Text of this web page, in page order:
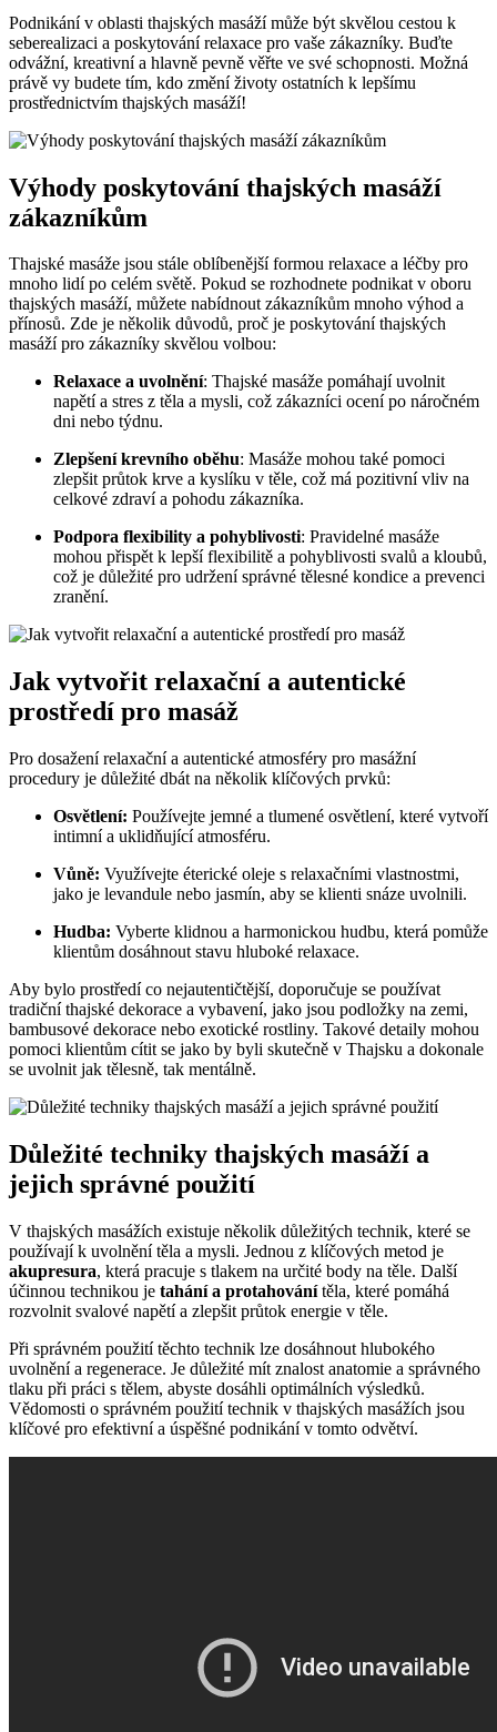
Podnikání v oblasti thajských masáží může být skvělou cestou k
seberealizaci a poskytování relaxace pro vaše zákazníky. Buďte
odvážní, kreativní a hlavně pevně věřte ve své schopnosti. Možná
právě vy budete tím, kdo změní životy ostatních k lepšímu
prostřednictvím thajských masáží!
Výhody poskytování thajských masáží
zákazníkům
Thajské masáže jsou stále oblíbenější formou relaxace a léčby pro
mnoho lidí po celém světě. Pokud se rozhodnete podnikat v oboru
thajských masáží, můžete nabídnout zákazníkům mnoho výhod a
přínosů. Zde je několik důvodů, proč je poskytování thajských
masáží pro zákazníky skvělou volbou:
Relaxace a uvolnění: Thajské masáže pomáhají uvolnit
napětí a stres z těla a mysli, což zákazníci ocení po náročném
dni nebo týdnu.
Zlepšení krevního oběhu: Masáže mohou také pomoci
zlepšit průtok krve a kyslíku v těle, což má pozitivní vliv na
celkové zdraví a pohodu zákazníka.
Podpora flexibility a pohyblivosti: Pravidelné masáže
mohou přispět k lepší flexibilitě a pohyblivosti svalů a kloubů,
což je důležité pro udržení správné tělesné kondice a prevenci
zranění.
Jak vytvořit relaxační a autentické
prostředí pro masáž
Pro dosažení relaxační a autentické atmosféry pro masážní
procedury je důležité dbát na několik klíčových prvků:
Osvětlení: Používejte jemné a tlumené osvětlení, které vytvoří
intimní a uklidňující atmosféru.
Vůně: Využívejte éterické oleje s relaxačními vlastnostmi,
jako je levandule nebo jasmín, aby se klienti snáze uvolnili.
Hudba: Vyberte klidnou a harmonickou hudbu, která pomůže
klientům dosáhnout stavu hluboké relaxace.
Aby bylo prostředí co nejautentičtější, doporučuje se používat
tradiční thajské dekorace a vybavení, jako jsou podložky na zemi,
bambusové dekorace nebo exotické rostliny. Takové detaily mohou
pomoci klientům cítit se jako by byli skutečně v Thajsku a dokonale
se uvolnit jak tělesně, tak mentálně.
Důležité techniky thajských masáží a
jejich správné použití
V thajských masážích existuje několik důležitých technik, které se
používají k uvolnění těla a mysli. Jednou z klíčových metod je
akupresura, která pracuje s tlakem na určité body na těle. Další
účinnou technikou je tahání a protahovánítěla, které pomáhá
rozvolnit svalové napětí a zlepšit průtok energie v těle.
Při správném použití těchto technik lze dosáhnout hlubokého
uvolnění a regenerace. Je důležité mít znalost anatomie a správného
tlaku při práci s tělem, abyste dosáhli optimálních výsledků.
Vědomosti o správném použití technik v thajských masážích jsou
klíčové pro efektivní a úspěšné podnikání v tomto odvětví.